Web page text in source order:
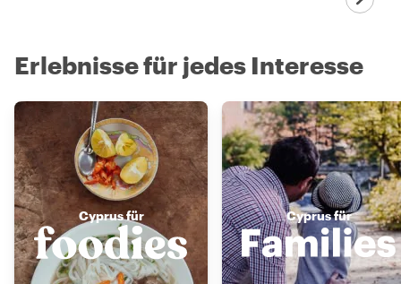
Erlebnisse für jedes Interesse
Cyprus für Cyprus für